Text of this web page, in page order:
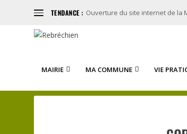
TENDANCE : Ouverture du site internet de la
MAIRIE MA COMMUNE VIE